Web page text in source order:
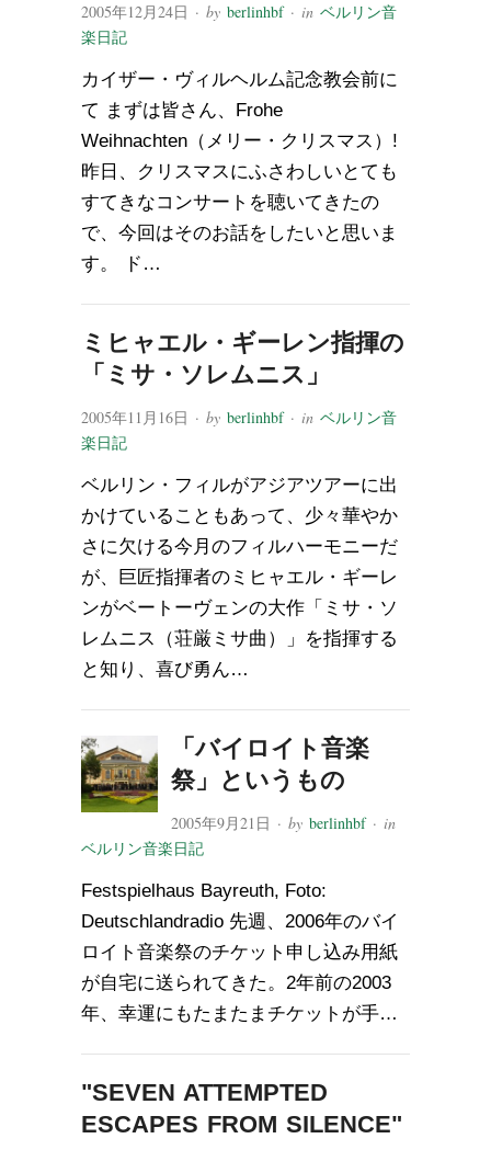
2005年12月24日 · by berlinhbf· in ベルリン音
楽日記
カイザー・ヴィルヘルム記念教会前に
て まずは皆さん、Frohe
Weihnachten（メリー・クリスマス）!
昨日、クリスマスにふさわしいとても
すてきなコンサートを聴いてきたの
で、今回はそのお話をしたいと思いま
す。 ド…
ミヒャエル・ギーレン指揮の
「ミサ・ソレムニス」
2005年11月16日 · by berlinhbf· in ベルリン音
楽日記
ベルリン・フィルがアジアツアーに出
かけていることもあって、少々華やか
さに欠ける今月のフィルハーモニーだ
が、巨匠指揮者のミヒャエル・ギーレ
ンがベートーヴェンの大作「ミサ・ソ
レムニス（荘厳ミサ曲）」を指揮する
と知り、喜び勇ん…
「バイロイト音楽
祭」というもの
2005年9月21日 · byberlinhbf· in
ベルリン音楽日記
Festspielhaus Bayreuth, Foto:
Deutschlandradio 先週、2006年のバイ
ロイト音楽祭のチケット申し込み用紙
が自宅に送られてきた。2年前の2003
年、幸運にもたまたまチケットが手…
"SEVEN ATTEMPTED
ESCAPES FROM SILENCE"